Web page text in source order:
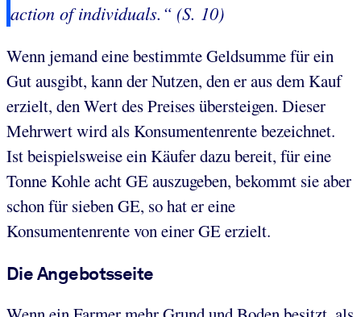
action of individuals.“ (S. 10)
Wenn jemand eine bestimmte Geldsumme für ein
Gut ausgibt, kann der Nutzen, den er aus dem Kauf
erzielt, den Wert des Preises übersteigen. Dieser
Mehrwert wird als Konsumentenrente bezeichnet.
Ist beispielsweise ein Käufer dazu bereit, für eine
Tonne Kohle acht GE auszugeben, bekommt sie aber
schon für sieben GE, so hat er eine
Konsumentenrente von einer GE erzielt.
Die Angebotsseite